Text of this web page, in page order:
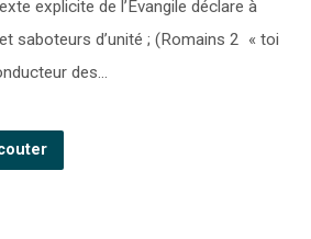
explicite de l’Evangile déclare à
saboteurs d’unité ; (Romains 2 « toi
des…